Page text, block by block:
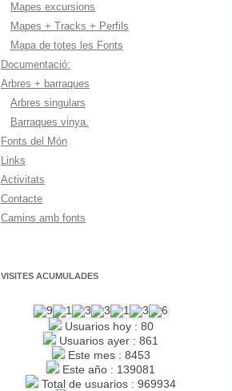
Mapes excursions
Mapes + Tracks + Perfils
Mapa de totes les Fonts
Documentació:
Arbres + barraques
Arbres singulars
Barraques vinya.
Fonts del Món
Links
Activitats
Contacte
Camins amb fonts
VISITES ACUMULADES
Usuarios hoy : 80
Usuarios ayer : 861
Este mes : 8453
Este año : 139081
Total de usuarios : 969934